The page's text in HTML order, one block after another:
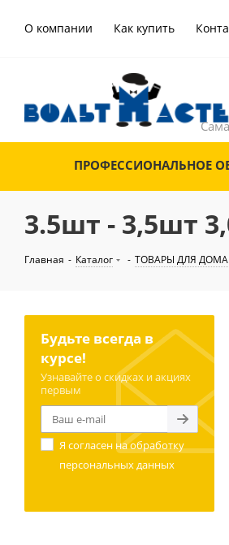
О компании Как купить
ПРОФЕССИОНАЛЬНОЕ
3.5шт - 3,5шт
Главная - Каталог - ТОВАРЫ ДЛЯ ДОМА
Будьте всегда в
курсе!
Узнавайте о скидках и акциях
первым
Я согласен наобработку
персональных данных